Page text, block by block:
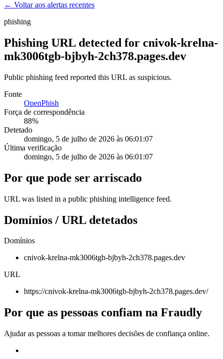
← Voltar aos alertas recentes
phishing
Phishing URL detected for cnivok-krelna-
mk3006tgb-bjbyh-2ch378.pages.dev
Public phishing feed reported this URL as suspicious.
Fonte
OpenPhish
Força de correspondência
88%
Detetado
domingo, 5 de julho de 2026 às 06:01:07
Última verificação
domingo, 5 de julho de 2026 às 06:01:07
Por que pode ser arriscado
URL was listed in a public phishing intelligence feed.
Domínios / URL detetados
Domínios
cnivok-krelna-mk3006tgb-bjbyh-2ch378.pages.dev
URL
https://cnivok-krelna-mk3006tgb-bjbyh-2ch378.pages.dev/
Por que as pessoas confiam na Fraudly
Ajudar as pessoas a tomar melhores decisões de confiança online.